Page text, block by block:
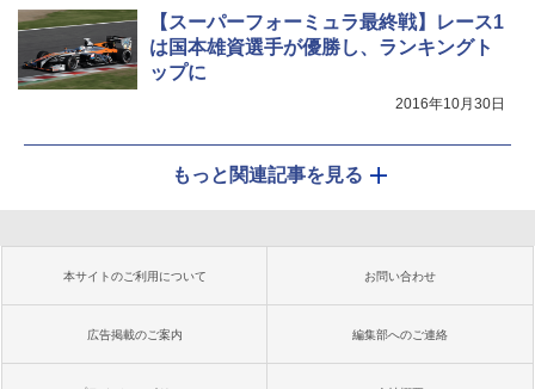
【スーパーフォーミュラ最終戦】レース1
は国本雄資選手が優勝し、ランキングト
ップに
2016年10月30日
もっと関連記事を見る
本サイトのご利用について お問い合わせ
広告掲載のご案内 編集部へのご連絡